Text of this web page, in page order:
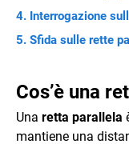
Interrogazione
Sfida sulle rette
Cos’è una
Una retta parallela
mantiene una